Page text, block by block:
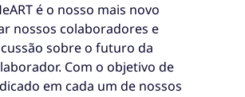
é o nosso mais novo
nossos colaboradores e
sobre o futuro da
Com o objetivo de
em cada um de nossos